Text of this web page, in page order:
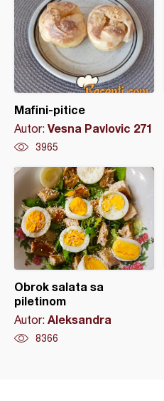
Mafini-pitice
Autor: Vesna Pavlovic 271
3965
Obrok salata sa
piletinom
Autor: Aleksandra
8366